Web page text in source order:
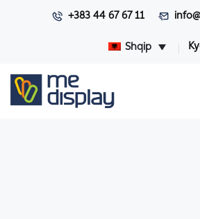
+383 44 67 67 11
Shqip